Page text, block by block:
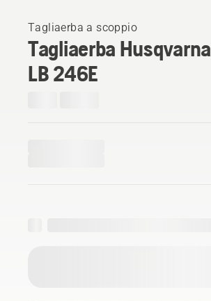
Tagliaerba a scoppio
Tagliaerba Husqvarna
LB 246E